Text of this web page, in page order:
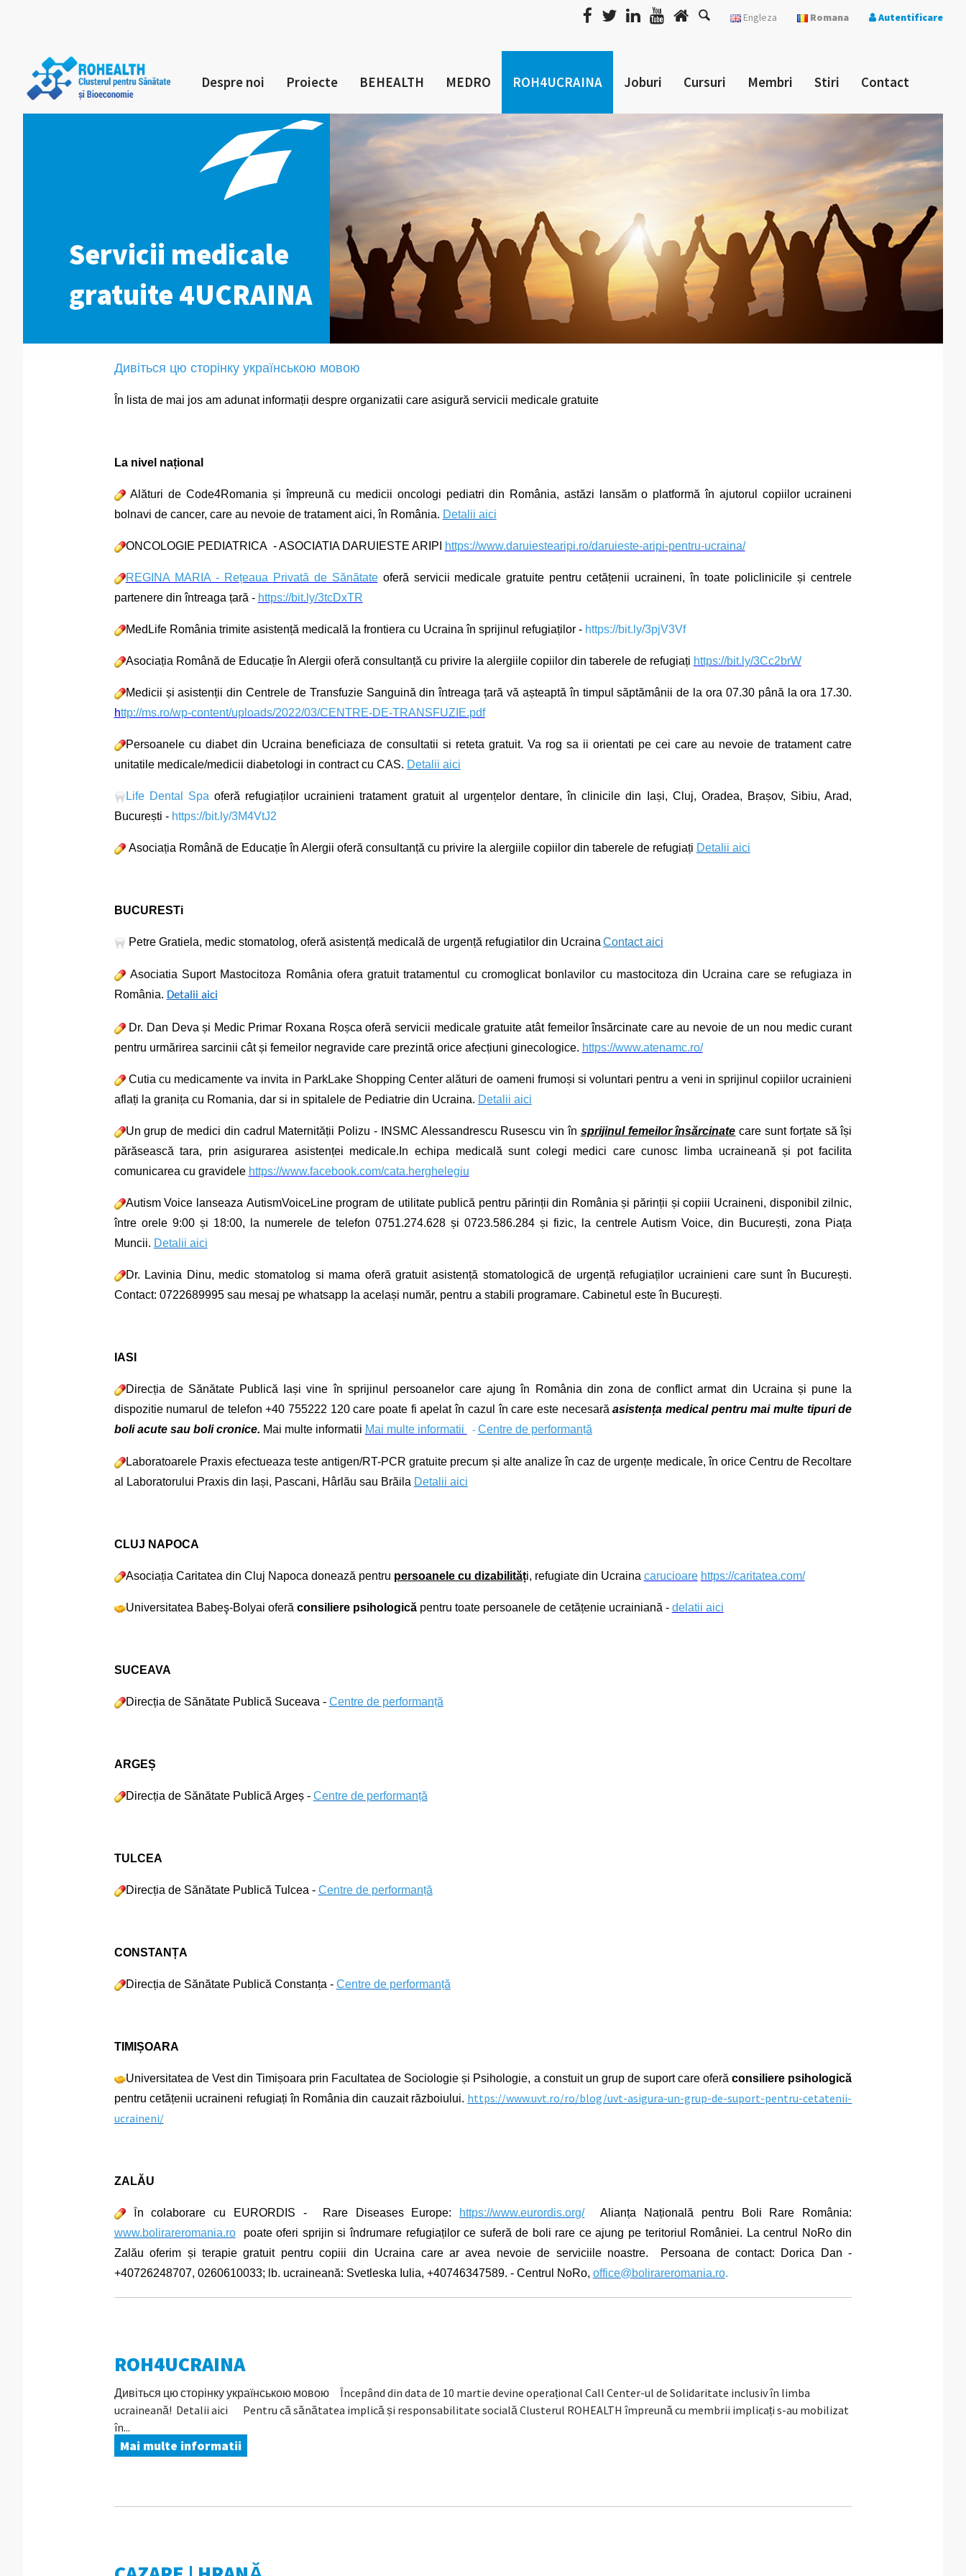
Engleza Romana Autentificare
Despre noi Proiecte BEHEALTH MEDRO ROH4UCRAINA Joburi Cursuri Membri Stiri Contact
Servicii medicale
gratuite 4UCRAINA
Дивіться цю сторінку українською мовою
În lista de mai jos am adunat informații despre organizatii care asigură servicii medicale gratuite
La nivel național
Alături de Code4Romania și împreună cu medicii oncologi pediatri din România, astăzi lansăm o platformă în ajutorul copiilor ucraineni
bolnavi de cancer, care au nevoie de tratament aici, în România. Detalii aici
ONCOLOGIE PEDIATRICA - ASOCIATIA DARUIESTE ARIPI https://www.daruiestearipi.ro/daruieste-aripi-pentru-ucraina/
REGINA MARIA - Rețeaua Privată de Sănătateoferă servicii medicale gratuite pentru cetățenii ucraineni, în toate policlinicile și centrele
partenere din întreaga țară - https://bit.ly/3tcDxTR
MedLife România trimite asistență medicală la frontiera cu Ucraina în sprijinul refugiaților - https://bit.ly/3pjV3Vf
Asociația Română de Educație în Alergii oferă consultanță cu privire la alergiile copiilor din taberele de refugiați https://bit.ly/3Cc2brW
Medicii și asistenții din Centrele de Transfuzie Sanguină din întreaga țară vă așteaptă în timpul săptămânii de la ora 07.30 până la ora 17.30.
http://ms.ro/wp-content/uploads/2022/03/CENTRE-DE-TRANSFUZIE.pdf
Persoanele cu diabet din Ucraina beneficiaza de consultatii si reteta gratuit. Va rog sa ii orientati pe cei care au nevoie de tratament catre
unitatile medicale/medicii diabetologi in contract cu CAS. Detalii aici
Life Dental Spa oferă refugiaților ucrainieni tratament gratuit al urgențelor dentare, în clinicile din Iași, Cluj, Oradea, Brașov, Sibiu, Arad,
București - https://bit.ly/3M4VtJ2
Asociația Română de Educație în Alergii oferă consultanță cu privire la alergiile copiilor din taberele de refugiați Detalii aici
BUCURESTi
Petre Gratiela, medic stomatolog, oferă asistență medicală de urgență refugiatilor din Ucraina Contact aici
Asociatia Suport Mastocitoza România ofera gratuit tratamentul cu cromoglicat bonlavilor cu mastocitoza din Ucraina care se refugiaza in
România. Detalii aici
Dr. Dan Deva și Medic Primar Roxana Roșca oferă servicii medicale gratuite atât femeilor însărcinate care au nevoie de un nou medic curant
pentru urmărirea sarcinii cât și femeilor negravide care prezintă orice afecțiuni ginecologice. https://www.atenamc.ro/
Cutia cu medicamente va invita in ParkLake Shopping Center alături de oameni frumoși si voluntari pentru a veni in sprijinul copiilor ucrainieni
aflați la granița cu Romania, dar si in spitalele de Pediatrie din Ucraina. Detalii aici
Un grup de medici din cadrul Maternității Polizu - INSMC Alessandrescu Rusescu vin în sprijinul femeilor însărcinate care sunt forțate să își
părăsească tara, prin asigurarea asistenței medicale.In echipa medicală sunt colegi medici care cunosc limba ucraineană și pot facilita
comunicarea cu gravidele https://www.facebook.com/cata.herghelegiu
Autism Voice lanseaza AutismVoiceLine program de utilitate publică pentru părinții din România și părinții și copiii Ucraineni, disponibil zilnic,
între orele 9:00 și 18:00, la numerele de telefon 0751.274.628 și 0723.586.284 și fizic, la centrele Autism Voice, din București, zona Piața
Muncii. Detalii aici
Dr. Lavinia Dinu, medic stomatolog si mama oferă gratuit asistență stomatologică de urgență refugiaților ucrainieni care sunt în București.
Contact: 0722689995 sau mesaj pe whatsapp la același număr, pentru a stabili programare. Cabinetul este în București.
IASI
Direcția de Sănătate Publică Iași vine în sprijinul persoanelor care ajung în România din zona de conflict armat din Ucraina și pune la
dispozitie numarul de telefon +40 755222 120 care poate fi apelat în cazul în care este necesară asistența medical pentru mai multe tipuri de
boli acute sau boli cronice. Mai multe informatii Mai multe informatii - Centre de performanță
Laboratoarele Praxis efectueaza teste antigen/RT-PCR gratuite precum și alte analizeîn caz de urgențe medicale, în orice Centru de Recoltare
al Laboratorului Praxis din Iași, Pascani, Hârlău sau Brăila Detalii aici
CLUJ NAPOCA
Asociația Caritatea din Cluj Napoca donează pentru persoanele cu dizabilități, refugiate din Ucraina carucioare https://caritatea.com/
Universitatea Babeş-Bolyai oferă consiliere psihologicăpentru toate persoanele de cetățenie ucrainiană - delatii aici
SUCEAVA
Direcția de Sănătate Publică Suceava - Centre de performanță
ARGEȘ
Direcția de Sănătate Publică Argeș - Centre de performanță
TULCEA
Direcția de Sănătate Publică Tulcea - Centre de performanță
CONSTANȚA
Direcția de Sănătate Publică Constanța - Centre de performanță
TIMIȘOARA
Universitatea de Vest din Timișoara prin Facultatea de Sociologie și Psihologie, a constuit un grup de suport care oferăconsiliere psihologică
pentru cetățenii ucraineni refugiați în România din cauzait războiului. https://www.uvt.ro/ro/blog/uvt-asigura-un-grup-de-suport-pentru-cetatenii-
ucraineni/
ZALĂU
În colaborare cu EURORDIS - Rare Diseases Europe: https://www.eurordis.org/Alianța Națională pentru Boli Rare România:
www.bolirareromania.ropoate oferi sprijin si îndrumare refugiaților ce suferă de boli rare ce ajung pe teritoriul României. La centrul NoRo din
Zalău oferim și terapie gratuit pentru copiii din Ucraina care ar avea nevoie de serviciile noastre. Persoana de contact: Dorica Dan -
+40726248707, 0260610033; lb. ucraineană: Svetleska Iulia, +40746347589. - Centrul NoRo, office@bolirareromania.ro.
ROH4UCRAINA
Дивіться цю сторінку українською мовою Începând din data de 10 martie devine operațional Call Center-ul de Solidaritate inclusiv în limba
ucraineană! Detalii aici Pentru că sănătatea implică și responsabilitate socială Clusterul ROHEALTH împreună cu membrii implicați s-au mobilizat
în...
Mai multe informatii